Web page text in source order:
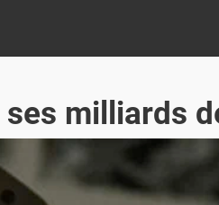
milliards